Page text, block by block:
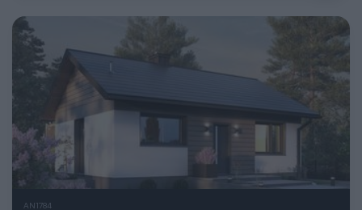
AN1784